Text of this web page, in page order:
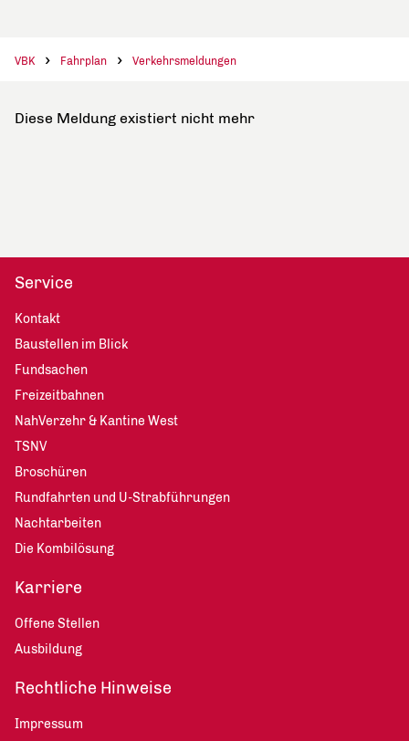
VBK Fahrplan Verkehrsmeldungen
Diese Meldung existiert nicht mehr
Service
Kontakt
Baustellen im Blick
Fundsachen
Freizeitbahnen
NahVerzehr & Kantine West
TSNV
Broschüren
Rundfahrten und U-Strabführungen
Nachtarbeiten
Die Kombilösung
Karriere
Offene Stellen
Ausbildung
Rechtliche Hinweise
Impressum